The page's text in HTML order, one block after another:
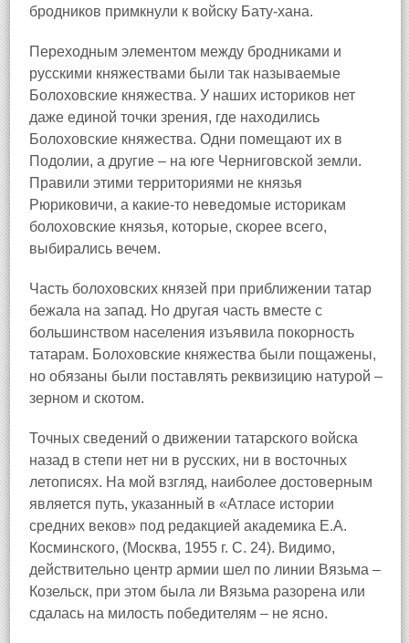
бродников примкнули к войску Бату-хана.
Переходным элементом между бродниками и
русскими княжествами были так называемые
Болоховские княжества. У наших историков нет
даже единой точки зрения, где находились
Болоховские княжества. Одни помещают их в
Подолии, а другие – на юге Черниговской земли.
Правили этими территориями не князья
Рюриковичи, а какие-то неведомые историкам
болоховские князья, которые, скорее всего,
выбирались вечем.
Часть болоховских князей при приближении татар
бежала на запад. Но другая часть вместе с
большинством населения изъявила покорность
татарам. Болоховские княжества были пощажены,
но обязаны были поставлять реквизицию натурой –
зерном и скотом.
Точных сведений о движении татарского войска
назад в степи нет ни в русских, ни в восточных
летописях. На мой взгляд, наиболее достоверным
является путь, указанный в «Атласе истории
средних веков» под редакцией академика Е.А.
Косминского, (Москва, 1955 г. С. 24). Видимо,
действительно центр армии шел по линии Вязьма –
Козельск, при этом была ли Вязьма разорена или
сдалась на милость победителям – не ясно.